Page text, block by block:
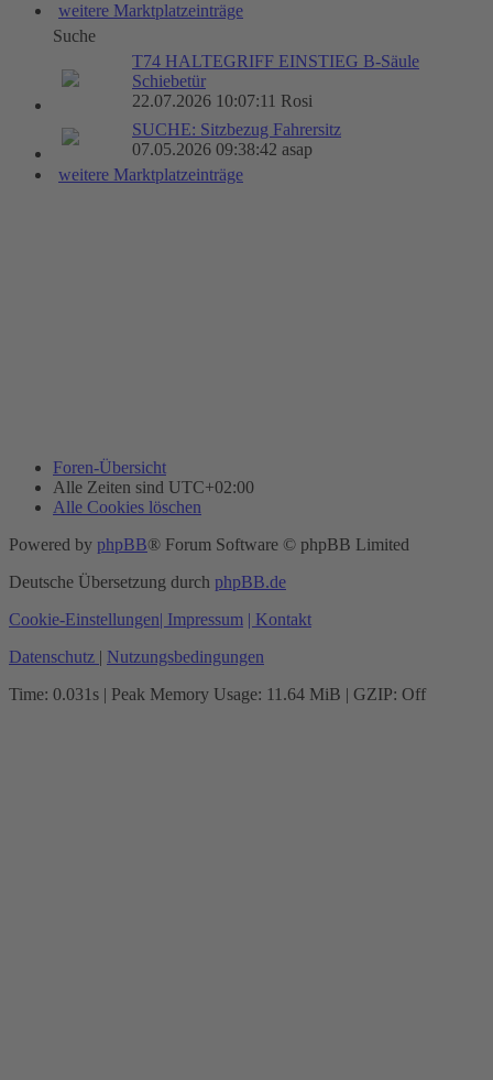
weitere Marktplatzeinträge
Suche
T74 HALTEGRIFF EINSTIEG B-Säule
Schiebetür
22.07.2026 10:07:11 Rosi
SUCHE: Sitzbezug Fahrersitz
07.05.2026 09:38:42 asap
weitere Marktplatzeinträge
Foren-Übersicht
Alle Zeiten sind UTC+02:00
Alle Cookies löschen
Powered by phpBB® Forum Software © phpBB Limited
Deutsche Übersetzung durch phpBB.de
Cookie-Einstellungen| Impressum | Kontakt
Datenschutz | Nutzungsbedingungen
Time: 0.031s | Peak Memory Usage: 11.64 MiB | GZIP: Off